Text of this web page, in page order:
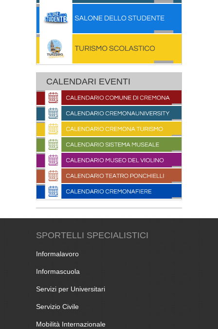
CALENDARI EVENTI
SPORTELLI SPECIALISTICI
Informalavoro
Informascuola
Servizi per Universitari
Servizio Civile
Mobilità Internazionale